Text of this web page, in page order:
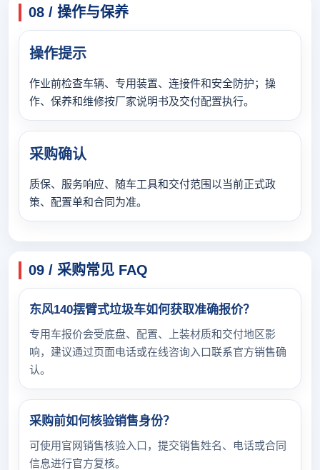
08 / 操作与保养
操作提示
作业前检查车辆、专用装置、连接件和安全防护；操
作、保养和维修按厂家说明书及交付配置执行。
采购确认
质保、服务响应、随车工具和交付范围以当前正式政
策、配置单和合同为准。
09 / 采购常见 FAQ
东风140摆臂式垃圾车如何获取准确报价？
专用车报价会受底盘、配置、上装材质和交付地区影
响，建议通过页面电话或在线咨询入口联系官方销售确
认。
采购前如何核验销售身份？
可使用官网销售核验入口，提交销售姓名、电话或合同
信息进行官方复核。